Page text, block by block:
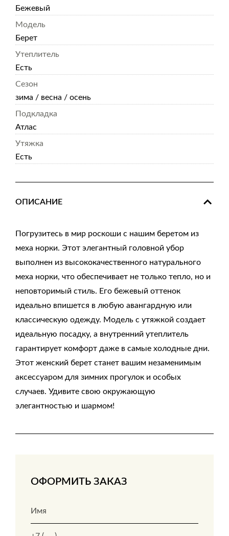
Бежевый
Модель
Берет
Утеплитель
Есть
Сезон
зима / весна / осень
Подкладка
Атлас
Утяжка
Есть
ОПИСАНИЕ
Погрузитесь в мир роскоши с нашим беретом из
меха норки. Этот элегантный головной убор
выполнен из высококачественного натурального
меха норки, что обеспечивает не только тепло, но и
неповторимый стиль. Его бежевый оттенок
идеально впишется в любую авангардную или
классическую одежду. Модель с утяжкой создает
идеальную посадку, а внутренний утеплитель
гарантирует комфорт даже в самые холодные дни.
Этот женский берет станет вашим незаменимым
аксессуаром для зимних прогулок и особых
случаев. Удивите свою окружающую
элегантностью и шармом!
ОФОРМИТЬ ЗАКАЗ